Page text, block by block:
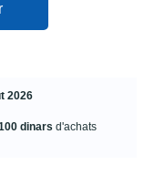
2026
dinars d'achats